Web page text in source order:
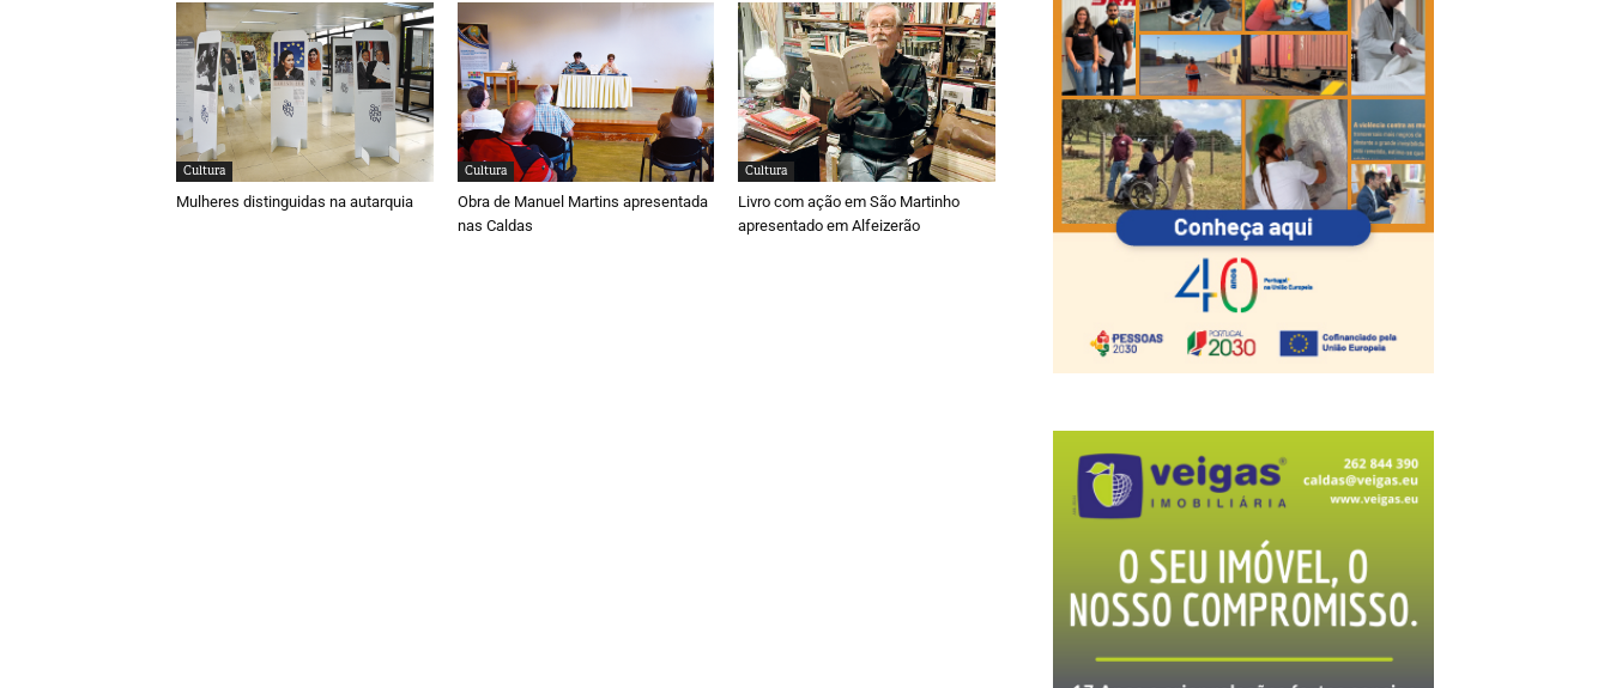
Cultura
Mulheres distinguidas na autarquia
Cultura
Obra de Manuel Martins apresentada
nas Caldas
Cultura
Livro com ação em São Martinho
apresentado em Alfeizerão